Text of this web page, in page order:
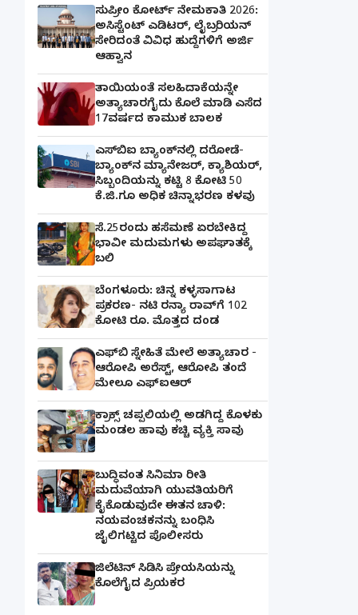
ಸುಪ್ರೀಂ ಕೋರ್ಟ್ ನೇಮಕಾತಿ 2026:
ಅಸಿಸ್ಟೆಂಟ್ ಎಡಿಟರ್, ಲೈಬ್ರರಿಯನ್
ಸೇರಿದಂತೆ ವಿವಿಧ ಹುದ್ದೆಗಳಿಗೆ ಅರ್ಜಿ
ಆಹ್ವಾನ
ತಾಯಿಯಂತೆ ಸಲಹಿದಾಕೆಯನ್ನೇ
ಅತ್ಯಾಚಾರಗೈದು ಕೊಲೆ ಮಾಡಿ ಎಸೆದ
17ವರ್ಷದ ಕಾಮುಕ ಬಾಲಕ
ಎಸ್‌ಬಿಐ ಬ್ಯಾಂಕ್‌ನಲ್ಲಿ‌ ದರೋಡೆ-
ಬ್ಯಾಂಕ್​ನ ಮ್ಯಾನೇಜರ್‌, ಕ್ಯಾಶಿಯರ್‌,
ಸಿಬ್ಬಂದಿಯನ್ನು ಕಟ್ಟಿ 8 ಕೋಟಿ 50
ಕೆ.ಜಿ.ಗೂ ಅಧಿಕ ಚಿನ್ನಾಭರಣ ಕಳವು
ಸೆ.25ರಂದು ಹಸೆಮಣೆ ಏರಬೇಕಿದ್ದ
ಭಾವೀ ಮದುಮಗಳು ಅಪಘಾತಕ್ಕೆ
ಬಲಿ
ಬೆಂಗಳೂರು: ಚಿನ್ನ ಕಳ್ಳಸಾಗಾಟ
ಪ್ರಕರಣ- ನಟಿ ರನ್ಯಾ ರಾವ್‌ಗೆ 102
ಕೋಟಿ ರೂ. ಮೊತ್ತದ ದಂಡ
ಎಫ್‌ಬಿ ಸ್ನೇಹಿತೆ ಮೇಲೆ ಅತ್ಯಾಚಾರ -
ಆರೋಪಿ ಅರೆಸ್ಟ್, ಆರೋಪಿ ತಂದೆ
ಮೇಲೂ ಎಫ್ಐಆರ್
ಕ್ರಾಕ್ಸ್ ಚಪ್ಪಲಿಯಲ್ಲಿ ಅಡಗಿದ್ದ ಕೊಳಕು
ಮಂಡಲ ಹಾವು ಕಚ್ಚಿ ವ್ಯಕ್ತಿ ಸಾವು
ಬುದ್ಧಿವಂತ ಸಿನಿಮಾ ರೀತಿ
ಮದುವೆಯಾಗಿ ಯುವತಿಯರಿಗೆ
ಕೈಕೊಡುವುದೇ ಈತನ ಚಾಳಿ:
ನಯವಂಚಕನನ್ನು ಬಂಧಿಸಿ
ಜೈಲಿಗಟ್ಟಿದ ಪೊಲೀಸರು
ಜಿಲೆಟಿನ್ ಸಿಡಿಸಿ ಪ್ರೇಯಸಿಯನ್ನು
ಕೊಲೆಗೈದ ಪ್ರಿಯಕರ